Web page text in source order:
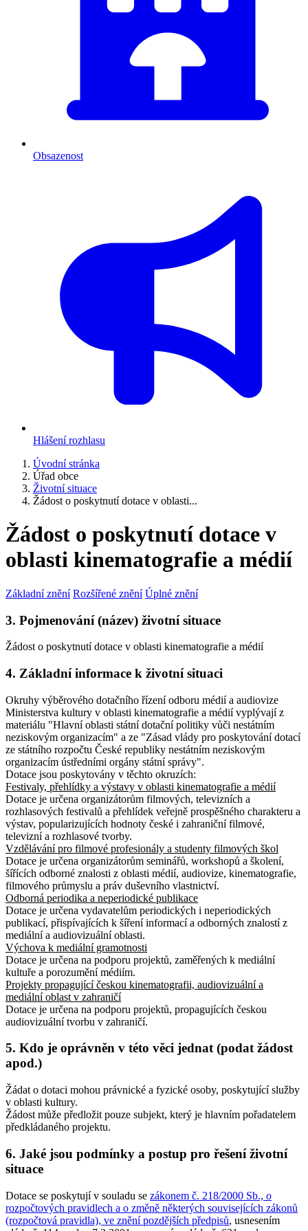
Obsazenost
Hlášení rozhlasu
Úvodní stránka
Úřad obce
Životní situace
Žádost o poskytnutí dotace v oblasti...
Žádost o poskytnutí dotace v
oblasti kinematografie a médií
Základní znění Rozšířené znění Úplné znění
3. Pojmenování (název) životní situace
Žádost o poskytnutí dotace v oblasti kinematografie a médií
4. Základní informace k životní situaci
Okruhy výběrového dotačního řízení odboru médií a audiovize
Ministerstva kultury v oblasti kinematografie a médií vyplývají z
materiálu "Hlavní oblasti státní dotační politiky vůči nestátním
neziskovým organizacím" a ze "Zásad vlády pro poskytování dotací
ze státního rozpočtu České republiky nestátním neziskovým
organizacím ústředními orgány státní správy".
Dotace jsou poskytovány v těchto okruzích:
Festivaly, přehlídky a výstavy v oblasti kinematografie a médií
Dotace je určena organizátorům filmových, televizních a
rozhlasových festivalů a přehlídek veřejně prospěšného charakteru a
výstav, popularizujících hodnoty české i zahraniční filmové,
televizní a rozhlasové tvorby.
Vzdělávání pro filmové profesionály a studenty filmových škol
Dotace je určena organizátorům seminářů, workshopů a školení,
šířících odborné znalosti z oblasti médií, audiovize, kinematografie,
filmového průmyslu a práv duševního vlastnictví.
Odborná periodika a neperiodické publikace
Dotace je určena vydavatelům periodických i neperiodických
publikací, přispívajících k šíření informací a odborných znalostí z
mediální a audiovizuální oblasti.
Výchova k mediální gramotnosti
Dotace je určena na podporu projektů, zaměřených k mediální
kultuře a porozumění médiím.
Projekty propagující českou kinematografii, audiovizuální a
mediální oblast v zahraničí
Dotace je určena na podporu projektů, propagujících českou
audiovizuální tvorbu v zahraničí.
5. Kdo je oprávněn v této věci jednat (podat žádost
apod.)
Žádat o dotaci mohou právnické a fyzické osoby, poskytující služby
v oblasti kultury.
Žádost může předložit pouze subjekt, který je hlavním pořadatelem
předkládaného projektu.
6. Jaké jsou podmínky a postup pro řešení životní
situace
Dotace se poskytují v souladu se zákonem č. 218/2000 Sb., o
rozpočtových pravidlech a o změně některých souvisejících zákonů
(rozpočtová pravidla), ve znění pozdějších předpisů, usnesením